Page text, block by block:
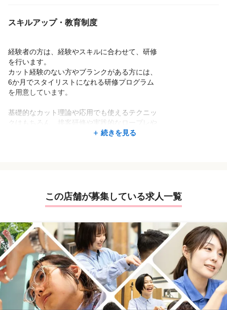
41歳
【年代別スタッフの構成】
20代15.3％／30代32.5%／40代28.1%／50代
19.6%／60代以上4.5%
入社後の定着率は驚異の93.4%！
年齢、性別問わず、スタッフ全員が大好きな
『高い技術を身に付けたい』や『お客様を喜
ばせたい』という想いがあるにもかかわらず、
室を辞めざるを得なくなる。我々は、そんな
人たちの再チャレンジの場になりたい。
まだまだ長い美容師人生、技術の向上を目指
したい方。チャンスがたくさんあります!
＝＝＝こんな方におすすめ＝＝＝
●現職の美容院でワークライフバランスが
●土日にあるお子さんの行事に参加したい
●実務未経験歓迎（要美容師免許又は、理
●スタイリスト / Jrスタイリストの経験が
ある方
●主婦（夫）歓迎
●再挑戦、復帰歓迎！ブランクOK
●フリーター歓迎
●美容師資格をお持ちのアイリストやネイリ
ストの方
●現在美容院/美容室で働いている方
●ヘアメイクアーティストの方
スキルアップ・教育制度
経験者の方は、経験やスキルに合わせて、研修
を行います。
カット経験のない方やブランクがある方には、
6か月でスタイリストになれる研修プログラム
を用意しています。
基礎的なカット理論や応用でも使えるテクニッ
クはもちろん、接客研修や実践的なロープレや
店舗研修など充実。研修費は無料且つ給与支給
ヶ月間1日8時間の研修プログラムを受講いただ
きます。7ヶ月目以降はヘアカット専門店「QBハ
お任せします。（研修期間はあくまで目安なので個
人差はあります）
専門学校で学ぶようなイメージですが、研修中も
給与支給／研修費は無料なのも安心してください。
スタイリストになった後も接客力・人間力・技術力
を更に高めるための月1回×12回のフォローアップ
研修やマネジメントに興味がある方には店長育成
研修があったりと成長できる機会を充実させてい
ます。
続きを見る
この店舗が募集している求人一覧